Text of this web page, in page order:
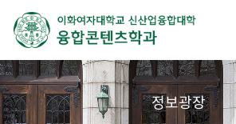
정보광장